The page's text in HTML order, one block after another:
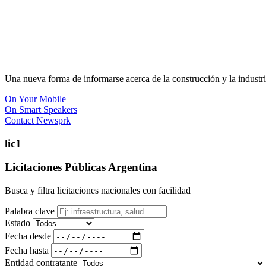
Una nueva forma de informarse acerca de la construcción y la
On Your Mobile
On Smart Speakers
Contact Newsprk
lic1
Licitaciones Públicas Argentina
Busca y filtra licitaciones nacionales con facilidad
Palabra clave
Estado
Fecha desde
Fecha hasta
Entidad contratante